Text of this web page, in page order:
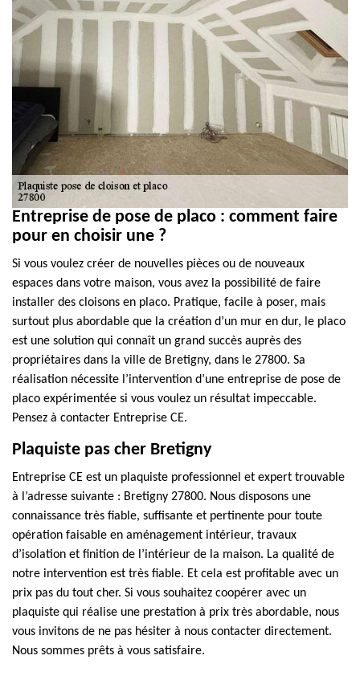
Entreprise de pose de placo : comment faire
pour en choisir une ?
Si vous voulez créer de nouvelles pièces ou de nouveaux
espaces dans votre maison, vous avez la possibilité de faire
installer des cloisons en placo. Pratique, facile à poser, mais
surtout plus abordable que la création d’un mur en dur, le placo
est une solution qui connaît un grand succès auprès des
propriétaires dans la ville de Bretigny, dans le 27800. Sa
réalisation nécessite l’intervention d’une entreprise de pose de
placo expérimentée si vous voulez un résultat impeccable.
Pensez à contacter Entreprise CE.
Plaquiste pas cher Bretigny
Entreprise CE est un plaquiste professionnel et expert trouvable
à l’adresse suivante : Bretigny 27800. Nous disposons une
connaissance très fiable, suffisante et pertinente pour toute
opération faisable en aménagement intérieur, travaux
d’isolation et finition de l’intérieur de la maison. La qualité de
notre intervention est très fiable. Et cela est profitable avec un
prix pas du tout cher. Si vous souhaitez coopérer avec un
plaquiste qui réalise une prestation à prix très abordable, nous
vous invitons de ne pas hésiter à nous contacter directement.
Nous sommes prêts à vous satisfaire.